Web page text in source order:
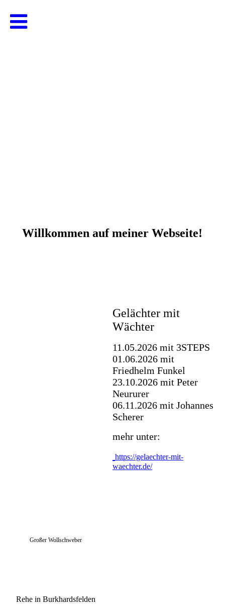
Willkommen auf meiner Webseite!
Gelächter mit
Wächter
11.05.2026 mit 3STEPS
01.06.2026 mit
Friedhelm Funkel
23.10.2026 mit Peter
Neururer
06.11.2026 mit Johannes
Scherer
mehr unter:
https://gelaechter-mit-
waechter.de/
Großer Wollschweber
Rehe in Burkhardsfelden